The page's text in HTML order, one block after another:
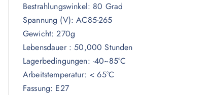
Bestrahlungswinkel: 80 Grad
Spannung (V): AC85-265
Gewicht: 270g
Lebensdauer : 50,000 Stunden
Lagerbedingungen: -40~85°C
Arbeitstemperatur: < 65°C
Fassung: E27